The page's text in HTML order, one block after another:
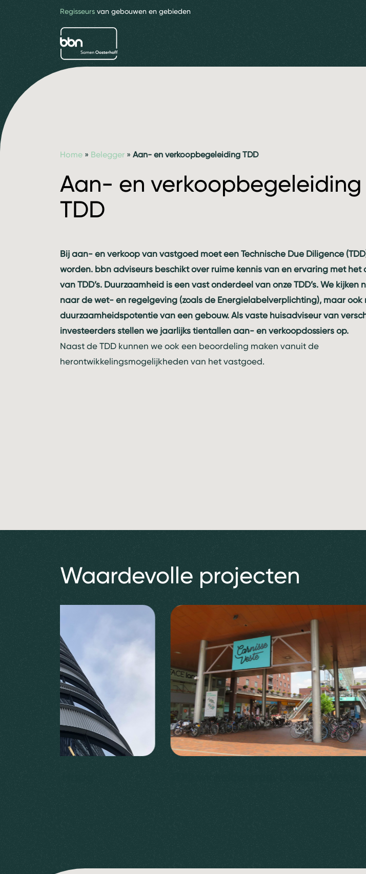
Regisseurs van gebouwen en gebieden
bbn adviseurs
Home » Belegger » Aan- en verkoopbegeleiding TDD
Aan- en verkoopbegeleiding
TDD
Bij aan- en verkoop van vastgoed moet een Technische Due Diligence
worden. bbn adviseurs beschikt over ruime kennis van en ervaring met het
van TDD’s. Duurzaamheid is een vast onderdeel van onze TDD’s. We kijken
naar de wet- en regelgeving (zoals de Energielabelverplichting), maar ook
duurzaamheidspotentie van een gebouw. Als vaste huisadviseur van
investeerders stellen we jaarlijks tientallen aan- en verkoopdossiers op.
Naast de TDD kunnen we ook een beoordeling maken vanuit de
herontwikkelingsmogelijkheden van het vastgoed.
Waardevolle projecten
TDD winkelcentrum Carnisse Veste